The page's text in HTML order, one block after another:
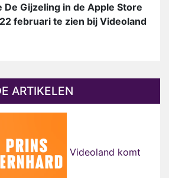
De Gijzeling in de Apple Store
februari te zien bij Videoland
ARTIKELEN
Videoland komt